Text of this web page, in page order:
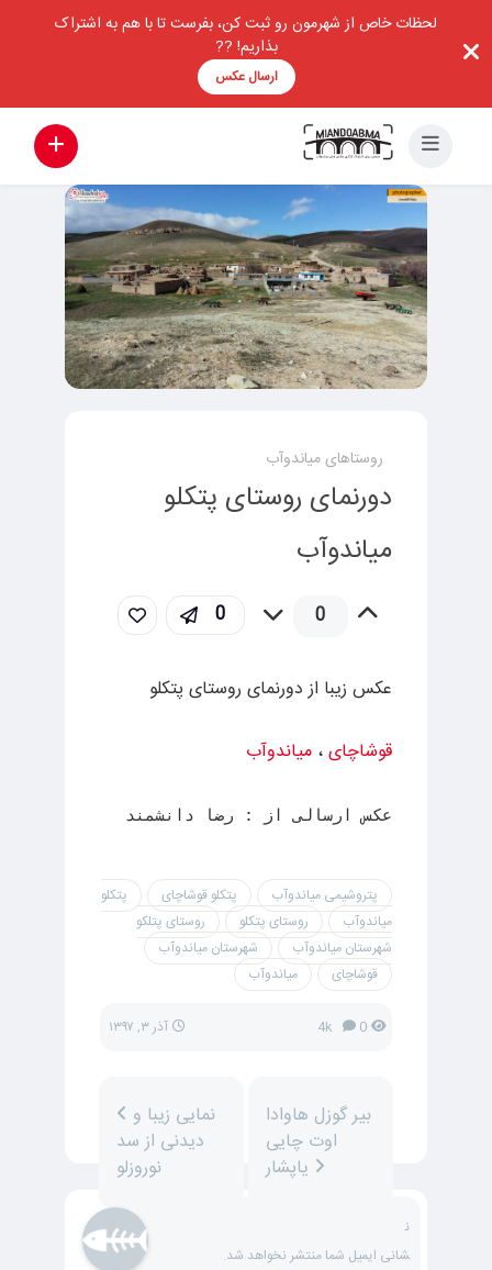
لحظات خاص از شهرمون رو ثبت کن، بفرست تا با هم به اشتراک
بذاریم! ??
ارسال عکس
روستاهای میاندوآب
دورنمای روستای پتکلو
میاندوآب
0
0
عکس زیبا از دورنمای روستای پتکلو
قوشاچای، میاندوآب
عکس ارسالی از : رضا دانشمند
پتروشیمی میاندوآب پتکلو قوشاچای
پتکلو
میاندوآب
روستای پتکلو
روستای پتلکو
شهرستان میاندوآب
شهرستان میاندوآب
قوشاچای
میاندوآب
4k 0 آذر ۳, ۱۳۹۷
دیدنی از سد
نوروزلو
بیر گوزل هاوادا
اوت چایی
ن
شانی ایمیل شما منتشر نخواهد شد.